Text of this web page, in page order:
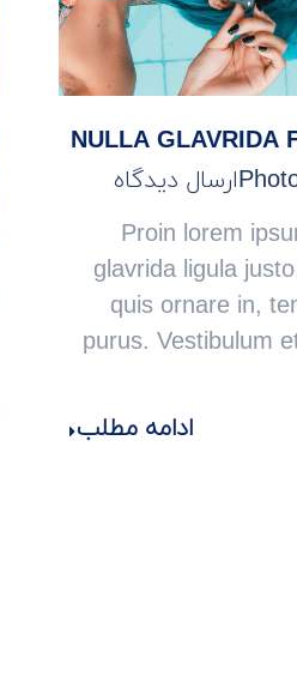
NULLA GLAVRIDA
ارسال دیدگاه
Proin lorem
glavrida ligula
quis ornare in,
purus. Vestibulum
ادامه مطلب